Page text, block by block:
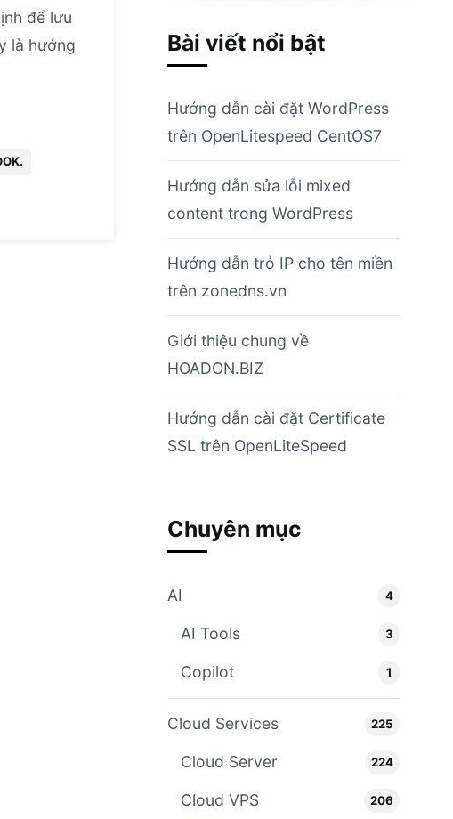
để lưu
là hướng
Bài viết nổi bật
Hướng dẫn cài đặt WordPress
trên OpenLitespeed CentOS7
Hướng dẫn sửa lỗi mixed
content trong WordPress
Hướng dẫn trỏ IP cho tên miền
trên zonedns.vn
Giới thiệu chung về
HOADON.BIZ
Hướng dẫn cài đặt Certificate
SSL trên OpenLiteSpeed
Chuyên mục
AI 4
AI Tools 3
Copilot 1
Cloud Services 225
Cloud Server 224
Cloud VPS 206